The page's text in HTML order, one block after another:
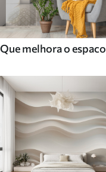
Que melhora o espaco